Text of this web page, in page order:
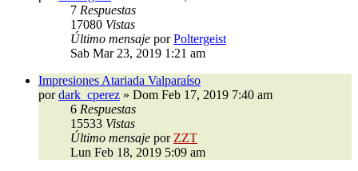
7 Respuestas
17080 Vistas
Último mensaje porPoltergeist
Sab Mar 23, 2019 1:21 am
Impresiones Atariada Valparaíso
pordark_cperez » Dom Feb 17, 2019 7:40 am
6 Respuestas
15533 Vistas
Último mensaje por ZZT
Lun Feb 18, 2019 5:09 am